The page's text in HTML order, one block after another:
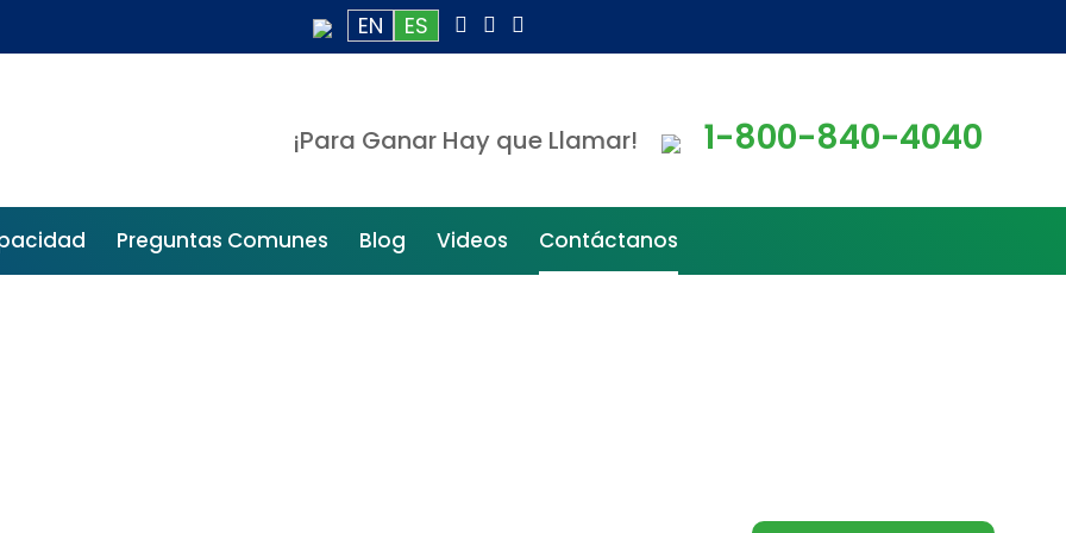
¡Para Ganar Hay que Llamar! 1-800-840-4040
Preguntas Comunes Blog Videos Contáctanos
EN ES